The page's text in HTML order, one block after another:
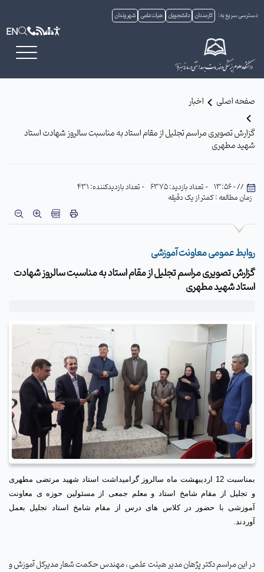
دسترسی سریع به: کارمندان دانشجویان هیات علمی شهروندان
EN
صفحه اصلی اخبار
گزارش تصویری مراسم تجلیل از مقام استاد به مناسبت سالروز شهادت استاد
شهید مطهری
// - 13:56 - تعداد بازدید: 6375
- تعداد بازدیدکننده: 431
زمان مطالعه : کمتر از یک دقیقه
روابط عمومی معاونت آموزشی
گزارش تصویری مراسم تجلیل از مقام استاد به مناسبت سالروز شهادت
استاد شهید مطهری
بمناسبت 12 اردیبهشت ماه سالروز گرامیداشت استاد شهید مرتضی مطهری
و تجلیل از مقام شامخ استاد و معلم جمعی از مسئولین حوزه ی معاونت
آموزشی با حضور در کلاس های درس از مقام شامخ استاد تجلیل بعمل
آوردند.
در این مراسم دکتر پژهان مدیر هیئت علمی ، مهندس حکمت شعار مدیرکل آموزش و